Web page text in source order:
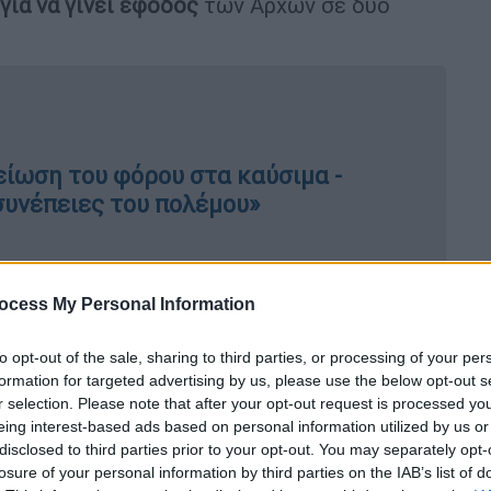
My Personal Information
opt-out of the sale, sharing to third parties, or processing of your
for targeted advertising by us, please use the below opt-out
selection. Please note that after your opt-out request is processed
interest-based ads based on personal information utilized by us
to third parties prior to your opt-out. You may separately
of your personal information by third parties on the IAB’s list of
του φόρου στα καύσιμα -
του πολέμου»
στα χέρια των Αρχώνμετά την έφοδο σε
ενώ
-μεταξύ αυτών και έναν της